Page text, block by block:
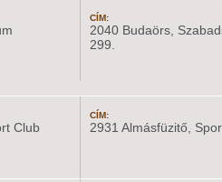
CÍM:
2040 Budaörs,
299.
Club
CÍM:
2931 Almásfüzitő,